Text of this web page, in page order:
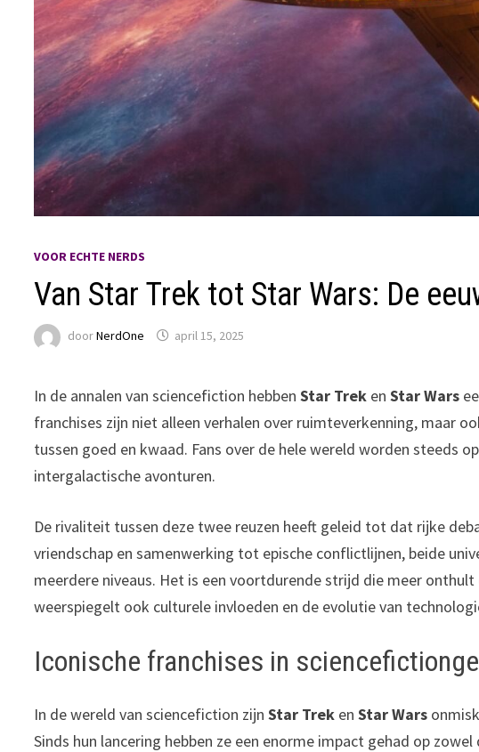
VOOR ECHTE NERDS
Van Star Trek tot Star Wars: De
doorNerdOne april 15, 2025
In de annalen van sciencefiction hebbenStar Trek enStar Wars
franchises zijn niet alleen verhalen over ruimteverkenning, maar
tussen goed en kwaad. Fans over de hele wereld worden steeds
intergalactische avonturen.
De rivaliteit tussen deze twee reuzen heeft geleid tot dat rijke
vriendschap en samenwerking tot epische conflictlijnen, beide
meerdere niveaus. Het is een voortdurende strijd die meer
weerspiegelt ook culturele invloeden en de evolutie van
Iconische franchises in
In de wereld van sciencefiction zijnStar Trek enStar Wars
Sinds hun lancering hebben ze een enorme impact gehad op